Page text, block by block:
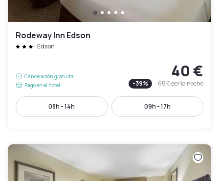
Rodeway Inn Edson
Edson
Cancelación gratuita
Pago en el hotel
40 €
-39% 65 €por la noche
08h - 14h 09h - 17h